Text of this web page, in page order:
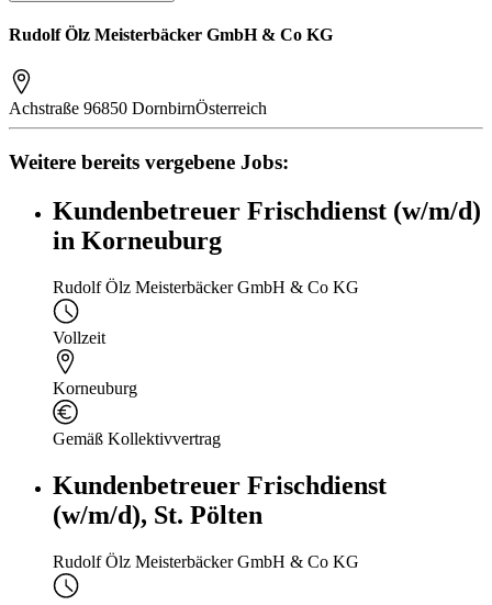
Rudolf Ölz Meisterbäcker GmbH & Co KG
Achstraße 96850 DornbirnÖsterreich
Weitere bereits vergebene Jobs:
Kundenbetreuer Frischdienst (w/m/d)
in Korneuburg
Rudolf Ölz Meisterbäcker GmbH & Co KG
Vollzeit
Korneuburg
Gemäß Kollektivvertrag
Kundenbetreuer Frischdienst
(w/m/d), St. Pölten
Rudolf Ölz Meisterbäcker GmbH & Co KG